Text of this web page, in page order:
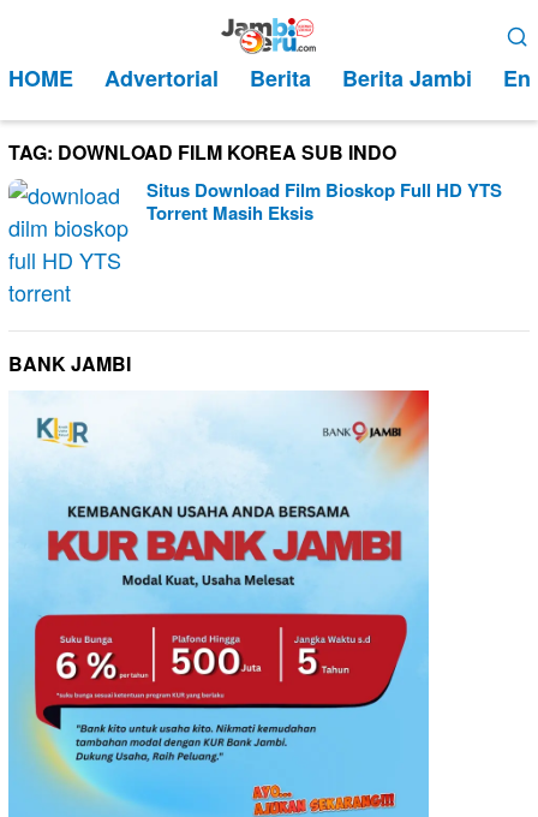
kontenMobile
HOME Advertorial Berita Berita Jambi
TAG: DOWNLOAD FILM KOREA SUB INDO
Situs Download Film Bioskop Full HD YTS
Torrent Masih Eksis
BANK JAMBI